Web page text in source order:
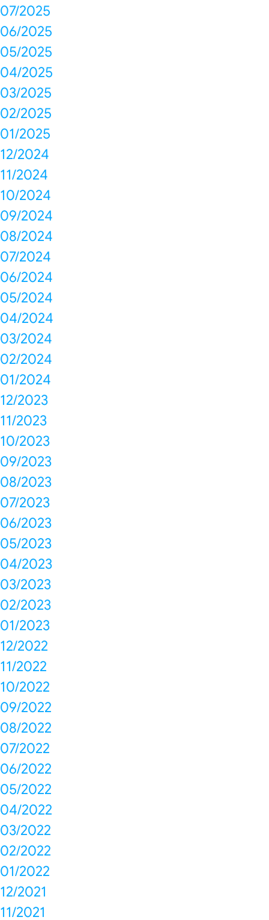
07/2025
06/2025
05/2025
04/2025
03/2025
02/2025
01/2025
12/2024
11/2024
10/2024
09/2024
08/2024
07/2024
06/2024
05/2024
04/2024
03/2024
02/2024
01/2024
12/2023
11/2023
10/2023
09/2023
08/2023
07/2023
06/2023
05/2023
04/2023
03/2023
02/2023
01/2023
12/2022
11/2022
10/2022
09/2022
08/2022
07/2022
06/2022
05/2022
04/2022
03/2022
02/2022
01/2022
12/2021
11/2021